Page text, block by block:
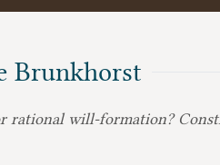
Brunkhorst
rational will-formation?